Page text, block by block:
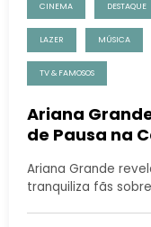
CINEMA DESTAQUE
LAZER MÚSICA
TV & FAMOSOS
Ariana
de Pausa na
Ariana Grande
tranquiliza fãs